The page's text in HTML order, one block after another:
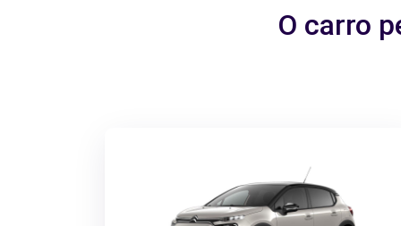
O carro